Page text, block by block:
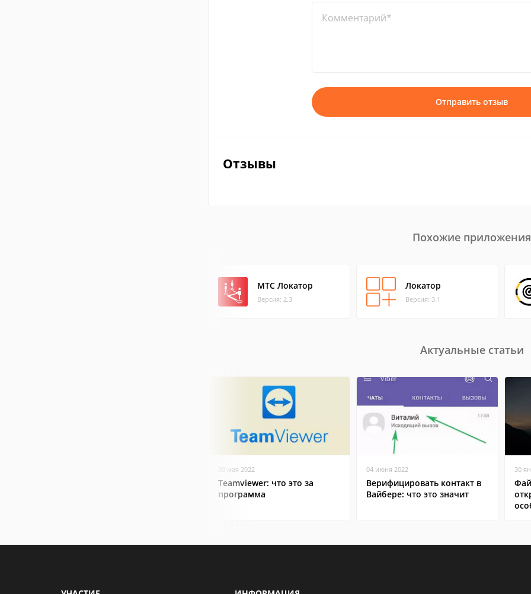
Комментарий*
Отправить отзыв
Отзывы
Похожие приложения
МТС Локатор
Версия: 2.3
Локатор
Версия: 3.1
Актуальные статьи
30 мая 2022
Teamviewer: что это за
программа
04 июня 2022
Верифицировать контакт в
Вайбере: что это значит
30